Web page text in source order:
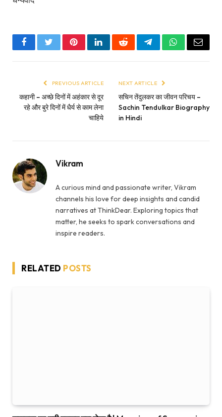
FacebookTwitterPinterestLinkedInRedditTelegramWhatsApp
Email
PREVIOUS ARTICLE
कहानी – अच्छे दिनों में अहंकार से दूर
रहे और बुरे दिनों में धैर्य से काम लेना
चाहिये
NEXT ARTICLE
सचिन तेंदुलकर का जीवन परिचय –
Sachin Tendulkar Biography
in Hindi
Vikram
A curious mind and passionate writer, Vikram
channels his love for deep insights and candid
narratives at ThinkDear. Exploring topics that
matter, he seeks to spark conversations and
inspire readers.
RELATED POSTS